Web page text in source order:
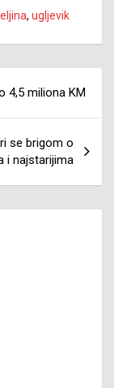
, ugljevik
4,5 miliona KM
se brigom o
i najstarijima